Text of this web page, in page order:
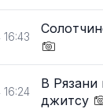
16:43
16:24
В
джитсу